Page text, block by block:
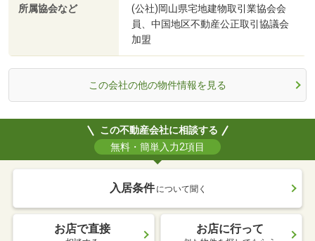
所属協会など
(公社)岡山県宅地建物取引業協会会
員、中国地区不動産公正取引協議会
加盟
この会社の他の物件情報を見る
この不動産会社に相談する
無料・簡単入力2項目
入居条件 について聞く
お店で直接 お店に行って